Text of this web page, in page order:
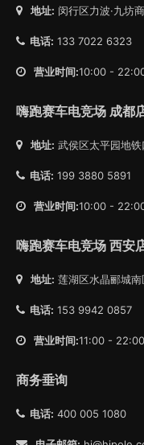
地址: 闵行区力波·九坊
电话: 133 7022 6323
营业时间:10:00 - 22:00
嗨跑赛车电竞场 成都
地址: 武侯区太平园地铁
电话: 199 3880 5891
营业时间:10:00 - 22:00
嗨跑赛车电竞场 西安
地址: 莲湖区水晶郦城
电话: 153 9942 0857
营业时间:11:00 - 22:00
商务垂询
电话: 400 005 1080